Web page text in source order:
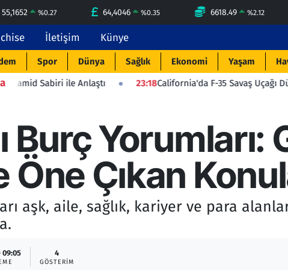
55,1652 %0.27 64,4046 %0.35 6618.49 %2.12
İletişim Künye
Spor Dünya Sağlık Ekonomi Yaşam
ile Anlaştı 23:18California'da F-35 Savaş Uçağı Düştü: Pilot
Burç Yorumları:
Çıkan
aşk, aile, sağlık, kariyer ve para
09:05 4
GÖSTERIM